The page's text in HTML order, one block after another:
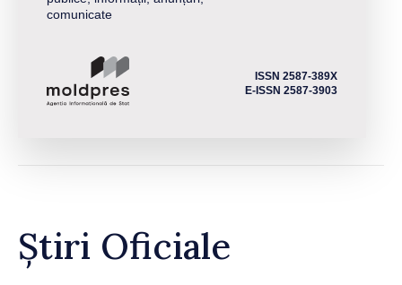
comunicate
ISSN 2587-389X
E-ISSN 2587-3903
Știri Oficiale